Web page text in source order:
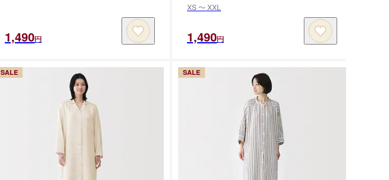
1,490円
XS 〜 XXL
1,490円
SALE SALE